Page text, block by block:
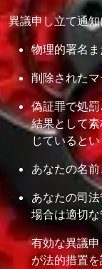
異議申し立て通
物理的署名
削除された
偽証罪で処
結果として
じていると
あなたの名
あなたの司
場合は適切
有効な異議
が法的措置